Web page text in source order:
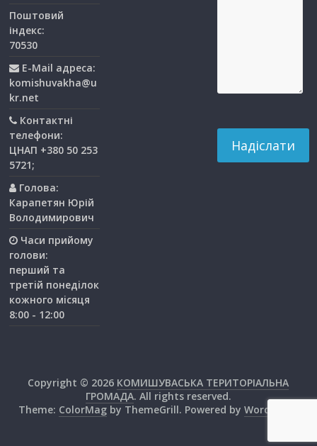
Поштовий
індекс:
70530
E-Mail адреса:
komishuvakha@u
kr.net
Контактні
телефони:
ЦНАП +380 50 253
5721;
Голова:
Карапетян Юрій
Володимирович
Часи прийому
голови:
перший та
третiй понедiлок
кожного мiсяця
8:00 - 12:00
Copyright © 2026 КОМИШУВАСЬКА ТЕРИТОРІАЛЬНА
ГРОМАДА. All rights reserved.
Theme: ColorMagby ThemeGrill. Powered by WordPress